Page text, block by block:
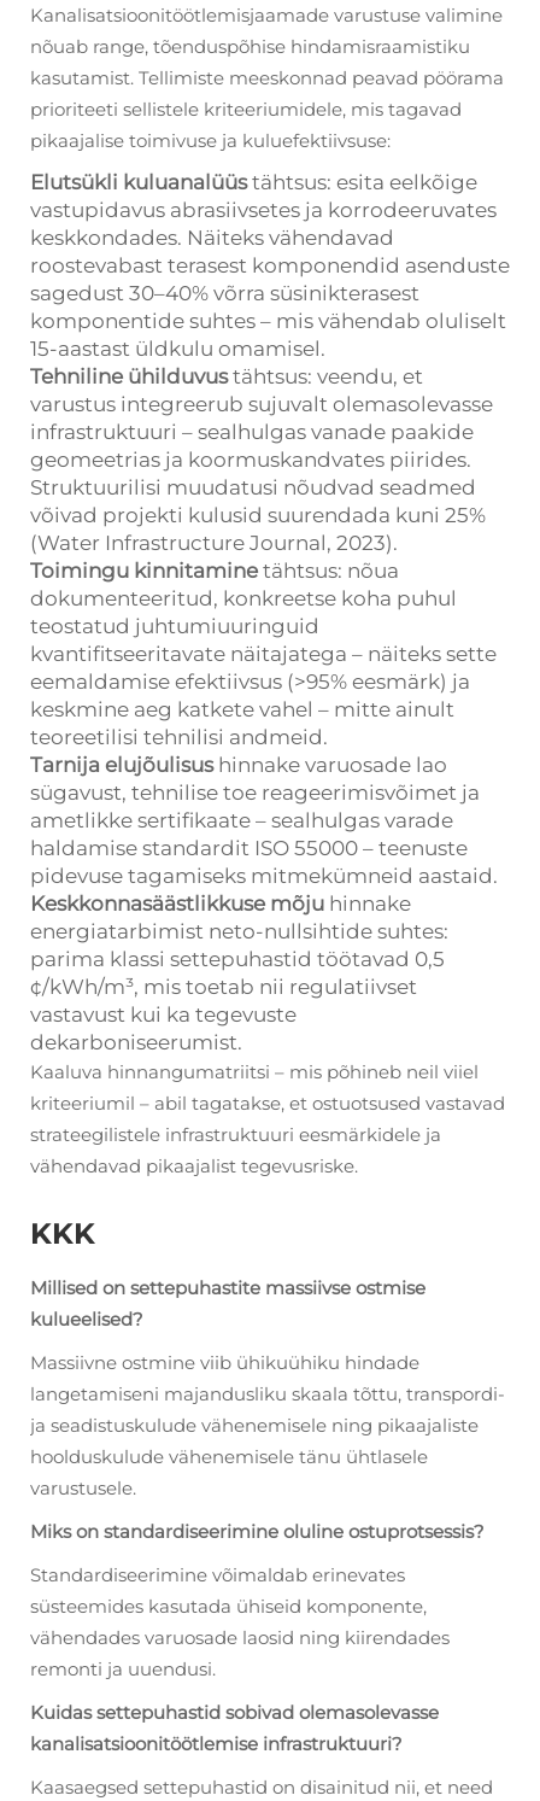
Kanalisatsioonitöötlemisjaamade varustuse valimine
nõuab range, tõenduspõhise hindamisraamistiku
kasutamist. Tellimiste meeskonnad peavad pöörama
prioriteeti sellistele kriteeriumidele, mis tagavad
pikaajalise toimivuse ja kuluefektiivsuse:
Elutsükli kuluanalüüstähtsus: esita eelkõige
vastupidavus abrasiivsetes ja korrodeeruvates
keskkondades. Näiteks vähendavad
roostevabast terasest komponendid asenduste
sagedust 30–40% võrra süsinikterasest
komponentide suhtes – mis vähendab oluliselt
15-aastast üldkulu omamisel.
Tehniline ühilduvustähtsus: veendu, et
varustus integreerub sujuvalt olemasolevasse
infrastruktuuri – sealhulgas vanade paakide
geomeetrias ja koormuskandvates piirides.
Struktuurilisi muudatusi nõudvad seadmed
võivad projekti kulusid suurendada kuni 25%
(Water Infrastructure Journal, 2023).
Toimingu kinnitamine tähtsus: nõua
dokumenteeritud, konkreetse koha puhul
teostatud juhtumiuuringuid
kvantifitseeritavate näitajatega – näiteks sette
eemaldamise efektiivsus (>95% eesmärk) ja
keskmine aeg katkete vahel – mitte ainult
teoreetilisi tehnilisi andmeid.
Tarnija elujõulisus hinnake varuosade lao
sügavust, tehnilise toe reageerimisvõimet ja
ametlikke sertifikaate – sealhulgas varade
haldamise standardit ISO 55000 – teenuste
pidevuse tagamiseks mitmekümneid aastaid.
Keskkonnasäästlikkuse mõju hinnake
energiatarbimist neto-nullsihtide suhtes:
parima klassi settepuhastid töötavad 0,5
¢/kWh/m³, mis toetab nii regulatiivset
vastavust kui ka tegevuste
dekarboniseerumist.
Kaaluva hinnangumatriitsi – mis põhineb neil viiel
kriteeriumil – abil tagatakse, et ostuotsused vastavad
strateegilistele infrastruktuuri eesmärkidele ja
vähendavad pikaajalist tegevusriske.
KKK
Millised on settepuhastite massiivse ostmise
kulueelised?
Massiivne ostmine viib ühikuühiku hindade
langetamiseni majandusliku skaala tõttu, transpordi-
ja seadistuskulude vähenemisele ning pikaajaliste
hoolduskulude vähenemisele tänu ühtlasele
varustusele.
Miks on standardiseerimine oluline ostuprotsessis?
Standardiseerimine võimaldab erinevates
süsteemides kasutada ühiseid komponente,
vähendades varuosade laosid ning kiirendades
remonti ja uuendusi.
Kuidas settepuhastid sobivad olemasolevasse
kanalisatsioonitöötlemise infrastruktuuri?
Kaasaegsed settepuhastid on disainitud nii, et need